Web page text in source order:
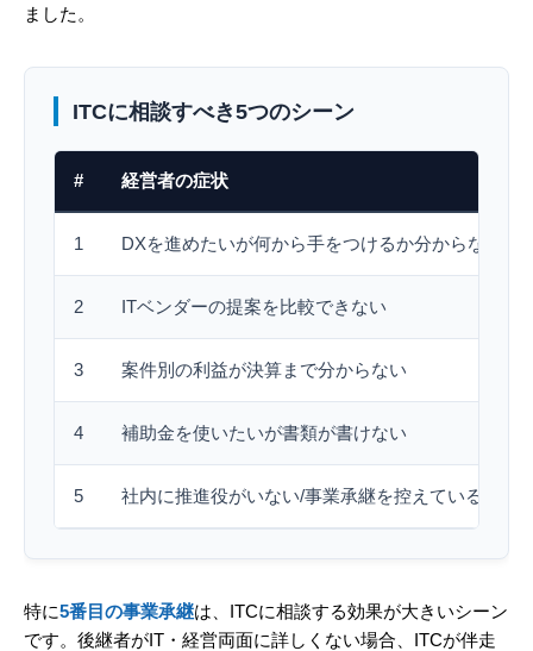
ました。
ITCに相談すべき5つのシーン
# 経営者の症状
1 DXを進めたいが何から手をつけるか分からない
2 ITベンダーの提案を比較できない
3 案件別の利益が決算まで分からない
4 補助金を使いたいが書類が書けない
5 社内に推進役がいない/事業承継を控えている
特に5番目の事業承継は、ITCに相談する効果が大きいシーン
です。後継者がIT・経営両面に詳しくない場合、ITCが伴走